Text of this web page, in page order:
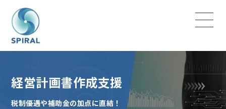
経営計画書作成支援
税制優遇や補助金の加点に直結！